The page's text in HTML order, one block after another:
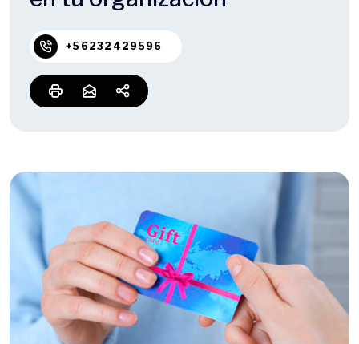
+56232429596